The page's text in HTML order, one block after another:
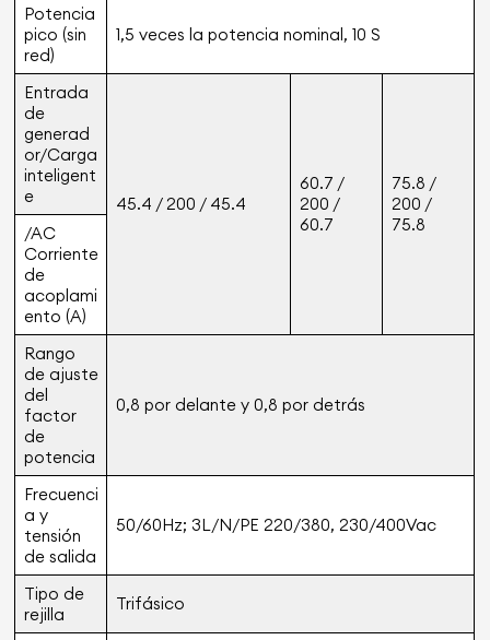
Potencia
pico (sin
red)
1,5 veces la potencia nominal, 10 S
Entrada
de
generad
or/Carga
inteligent
e
45.4 / 200 / 45.4
60.7 /
200 /
60.7
75.8 /
200 /
75.8
/AC
Corriente
de
acoplami
ento (A)
Rango
de ajuste
del
factor
de
potencia
0,8 por delante y 0,8 por detrás
Frecuenci
a y
tensión
de salida
50/60Hz; 3L/N/PE 220/380, 230/400Vac
Tipo de
rejilla
Trifásico